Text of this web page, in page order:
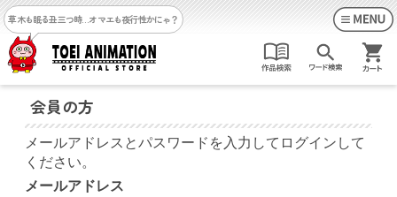
草木も眠る丑三つ時…オマエも夜行性かにゃ？
会員の方
メールアドレスとパスワードを入力してログインして
ください。
メールアドレス